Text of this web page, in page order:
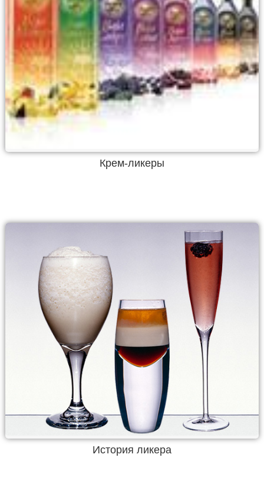
Крем-ликеры
История ликера